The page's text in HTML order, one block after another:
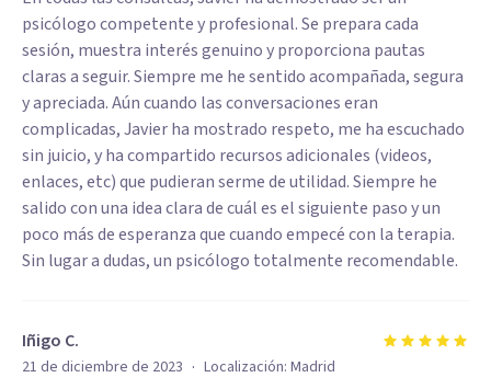
psicólogo competente y profesional. Se prepara cada
sesión, muestra interés genuino y proporciona pautas
claras a seguir. Siempre me he sentido acompañada, segura
y apreciada. Aún cuando las conversaciones eran
complicadas, Javier ha mostrado respeto, me ha escuchado
sin juicio, y ha compartido recursos adicionales (videos,
enlaces, etc) que pudieran serme de utilidad. Siempre he
salido con una idea clara de cuál es el siguiente paso y un
poco más de esperanza que cuando empecé con la terapia.
Sin lugar a dudas, un psicólogo totalmente recomendable.
Iñigo C.
21 de diciembre de 2023 · Localización: Madrid